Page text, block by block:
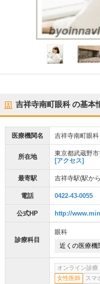
吉祥寺南町眼科の基本
医療機関名 吉祥寺南町眼科
所在地
東京都武蔵野
[アクセス]
最寄駅 吉祥寺駅(駅から
電話 0422-43-0055
公式HP http://
診療科目
眼科
近くの医療機
オンライン診療
女性医師
スマ